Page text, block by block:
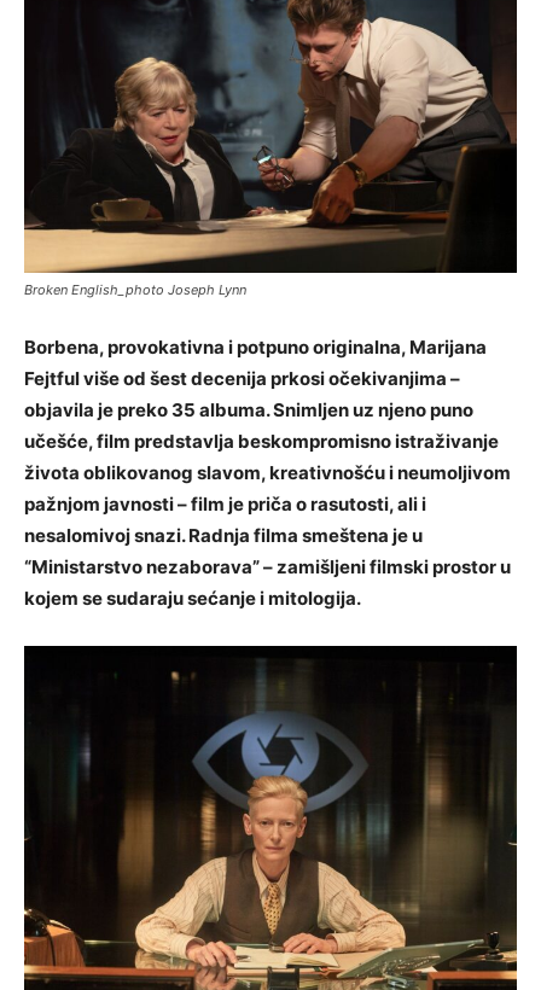
Broken English_photo Joseph Lynn
Borbena, provokativna i potpuno originalna, Marijana
Fejtful više od šest decenija prkosi očekivanjima –
objavila je preko 35 albuma. Snimljen uz njeno puno
učešće, film predstavlja beskompromisno istraživanje
života oblikovanog slavom, kreativnošću i neumoljivom
pažnjom javnosti – film je priča o rasutosti, ali i
nesalomivoj snazi. Radnja filma smeštena je u
“Ministarstvo nezaborava” – zamišljeni filmski prostor u
kojem se sudaraju sećanje i mitologija.